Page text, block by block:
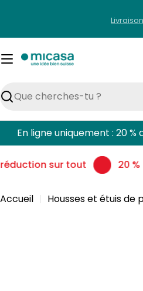
contenu
Rechercher
En ligne uniquement : 20
sur tout 20
Accueil Housses et étuis de